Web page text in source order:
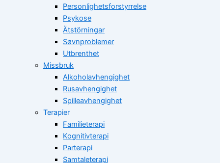
Personlighetsforstyrrelse
Psykose
Ätstörningar
Søvnproblemer
Utbrenthet
Missbruk
Alkoholavhengighet
Rusavhengighet
Spilleavhengighet
Terapier
Familieterapi
Kognitivterapi
Parterapi
Samtaleterapi